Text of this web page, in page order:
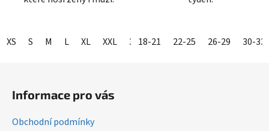
XS S M L XL XXL 3XL18-21 22-25 26-29 30-33
Informace pro vás
Obchodní podmínky